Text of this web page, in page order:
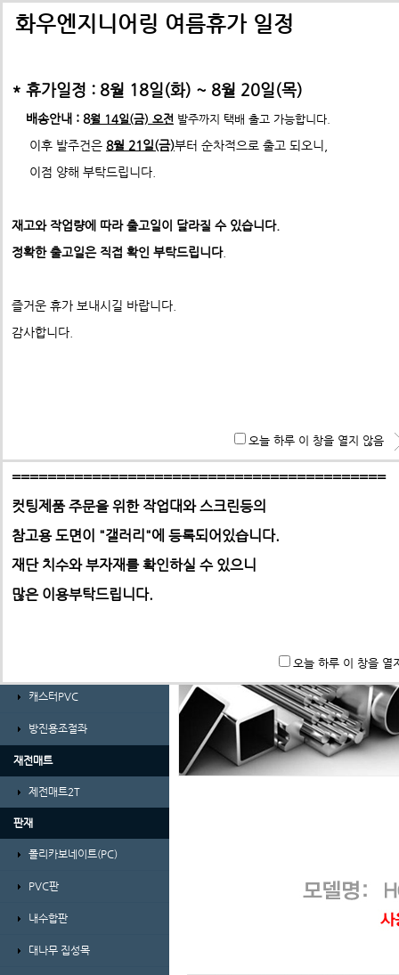
배송비관련 공지사항
*택배사 요청에 따라 선불,착불 동시에 진행이 불가하게 되었습
-수정전 : 주문시 배송비(6,000원) 선불 결제
제품의 수량,무게,길이에 따라 추가요금은 착불진
- 수정후 : 주문시 배송비(0원)
* 주문결제 단계에서 다시한번 문구 확인하시고
-> 택배요금은 택배사에서 픽업 후 결정합니다.
택배배송관련 공지사항(*필독)
*프로파일 절단길이 2700mm이상 택배발송 불가
* 프로파일 절단길이 2700mm 이상은각 지역 도착영업소에
따라배송이 불가할수도 있습니다. 주문시 참고 부탁드립니다.
ex) 자가수령 및 화물택배,화물차(운임고객부담) 배송가능
==========================================
컷팅제품 주문을 위한 작업대와 스크린등의
참고용 도면이 "갤러리"에 등록되어있습니다.
재단 치수와 부자재를 확인하실 수 있으니
많은 이용부탁드립니다.
오늘 하루 이 창을 열
화우엔지니어링 여름휴가 일정
* 휴가일정 : 8월 18일(화) ~ 8월 20일(목)
배송안내 : 8월 14일(금) 오전 발주까지 택배 출고 가능합니다.
이후 발주건은 8월 21일(금)부터 순차적으로 출고 되오니,
이점 양해 부탁드립니다.
재고와 작업량에 따라 출고일이 달라질 수 있습니다.
정확한 출고일은 직접 확인 부탁드립니다.
즐거운 휴가 보내시길 바랍니다.
감사합니다.
오늘 하루 이 창을 열지 않음
표준형 프로파일 및 부품
ABN프로파일 20시리즈
ABN프로파일 30시리즈
ABN프로파일 30시리즈부품
ABL프로파일 30시리즈부품
ABL프로파일 40시리즈
ABL프로파일 40시리즈부품
ㄱ자앵글 및 덕트
가공비(프로파일 및 판재)
캐스터PVC
방진용조절좌
재전매트
제전매트2T
판재
폴리카보네이트(PC)
PVC판
내수합판
대나무 집성목
사용가능 프로파일 모델: ABN 30시리즈